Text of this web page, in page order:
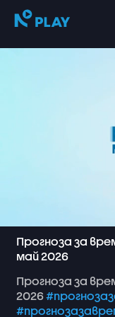
Прогноза за
май 2026
Прогноза за
2026